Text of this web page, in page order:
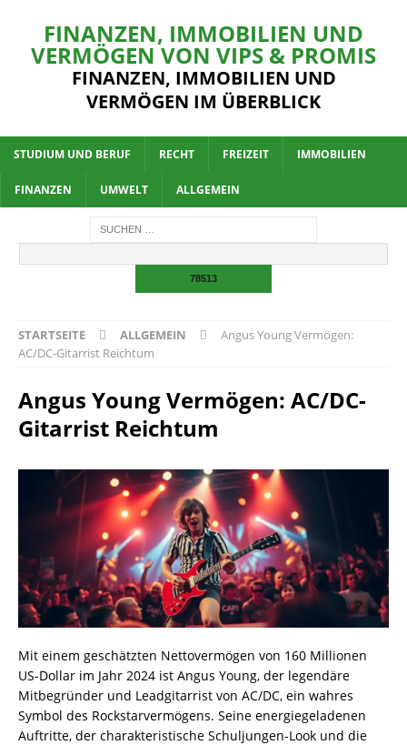
FINANZEN, IMMOBILIEN UND
VERMÖGEN VON VIPS & PROMIS
FINANZEN, IMMOBILIEN UND
VERMÖGEN IM ÜBERBLICK
STUDIUM UND BERUF RECHT FREIZEIT IMMOBILIEN
FINANZEN UMWELT ALLGEMEIN
STARTSEITE ALLGEMEIN
Angus Young Vermögen:
AC/DC-Gitarrist Reichtum
Angus Young Vermögen: AC/DC-
Gitarrist Reichtum
Mit einem geschätzten Nettovermögen von 160 Millionen
US-Dollar im Jahr 2024 ist Angus Young, der legendäre
Mitbegründer und Leadgitarrist von AC/DC, ein wahres
Symbol des Rockstarvermögens. Seine energiegeladenen
Auftritte, der charakteristische Schuljungen-Look und die